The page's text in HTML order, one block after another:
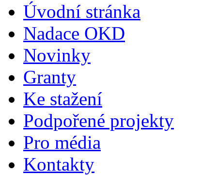
Úvodní stránka
Nadace OKD
Novinky
Granty
Ke stažení
Podpořené projekty
Pro média
Kontakty